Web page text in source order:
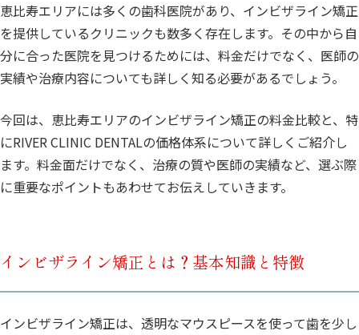
恵比寿エリアには多くの歯科医院があり、インビザライン矯正
を提供しているクリニックも数多く存在します。その中から自
分に合った医院を見つけるためには、料金だけでなく、医師の
実績や治療内容についても詳しく知る必要があるでしょう。
今回は、恵比寿エリアのインビザライン矯正の料金比較と、特
にRIVER CLINIC DENTALの価格体系について詳しくご紹介し
ます。料金面だけでなく、治療の質や医師の実績など、選ぶ際
に重要なポイントもあわせてお伝えしていきます。
インビザライン矯正とは？基本知識と特徴
インビザライン矯正は、透明なマウスピースを使って歯を少し